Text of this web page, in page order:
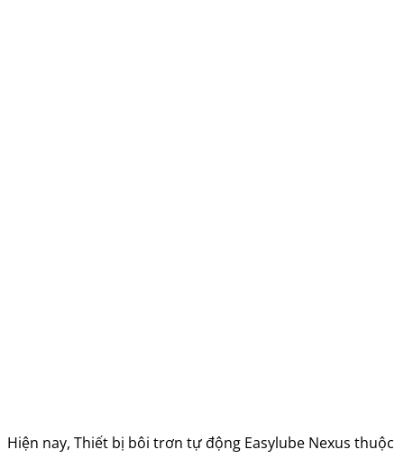
Hiện nay, Thiết bị bôi trơn tự động Easylube Nexus thuộc